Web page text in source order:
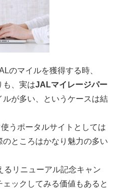
のマイルを獲得する時、
も、実はJALマイレージパー
が多い、というケースは結
うポータルサイトとしては
ところはかなり魅力の多い
るリニューアル記念キャン
ックしてみる価値もあると